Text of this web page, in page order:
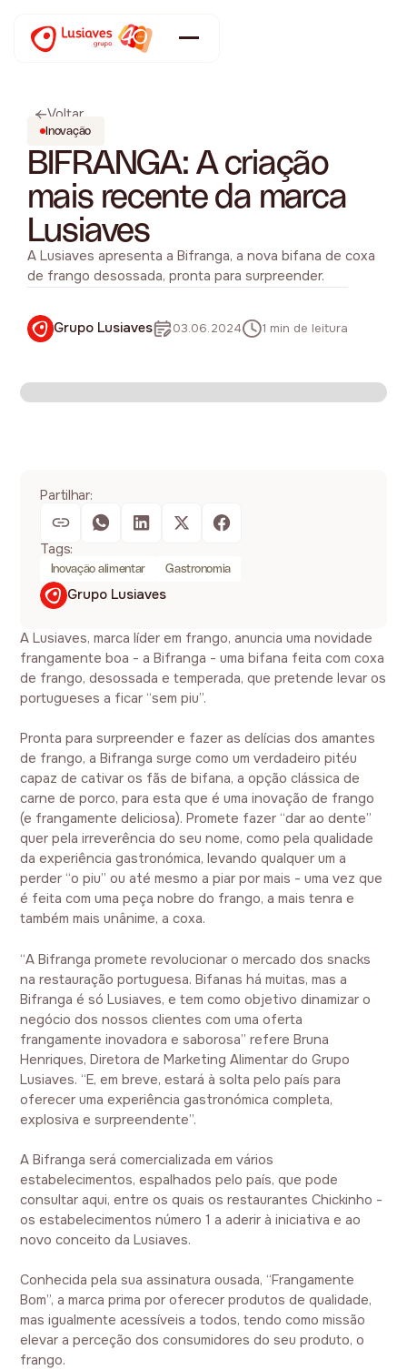
Voltar
Inovação
BIFRANGA: A criação
mais recente da marca
Lusiaves
A Lusiaves apresenta a Bifranga, a nova bifana de coxa
de frango desossada, pronta para surpreender.
Grupo Lusiaves 03.06.2024 1 min de leitura
A Lusiaves, marca líder em frango, anuncia uma novidade
frangamente boa - a Bifranga - uma bifana feita com coxa
de frango, desossada e temperada, que pretende levar os
portugueses a ficar “sem piu”.
Pronta para surpreender e fazer as delícias dos amantes
de frango, a Bifranga surge como um verdadeiro pitéu
capaz de cativar os fãs de bifana, a opção clássica de
carne de porco, para esta que é uma inovação de frango
(e frangamente deliciosa). Promete fazer “dar ao dente”
quer pela irreverência do seu nome, como pela qualidade
da experiência gastronómica, levando qualquer um a
perder “o piu” ou até mesmo a piar por mais - uma vez que
é feita com uma peça nobre do frango, a mais tenra e
também mais unânime, a coxa.
“A Bifranga promete revolucionar o mercado dos snacks
na restauração portuguesa. Bifanas há muitas, mas a
Bifranga é só Lusiaves, e tem como objetivo dinamizar o
negócio dos nossos clientes com uma oferta
frangamente inovadora e saborosa” refere Bruna
Henriques, Diretora de Marketing Alimentar do Grupo
Lusiaves. “E, em breve, estará à solta pelo país para
oferecer uma experiência gastronómica completa,
explosiva e surpreendente”.
A Bifranga será comercializada em vários
estabelecimentos, espalhados pelo país, que pode
consultar aqui, entre os quais os restaurantes Chickinho -
os estabelecimentos número 1 a aderir à iniciativa e ao
novo conceito da Lusiaves.
Conhecida pela sua assinatura ousada, “Frangamente
Bom”, a marca prima por oferecer produtos de qualidade,
mas igualmente acessíveis a todos, tendo como missão
elevar a perceção dos consumidores do seu produto, o
frango.
Partilhar:
Tags:
Inovação alimentar Gastronomia
Grupo Lusiaves